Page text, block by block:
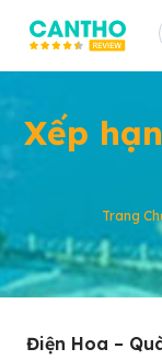
Xếp
Trang
Điện Hoa –